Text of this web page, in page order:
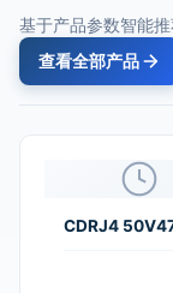
基于产品参数智能
查看全部产品
CDRJ4